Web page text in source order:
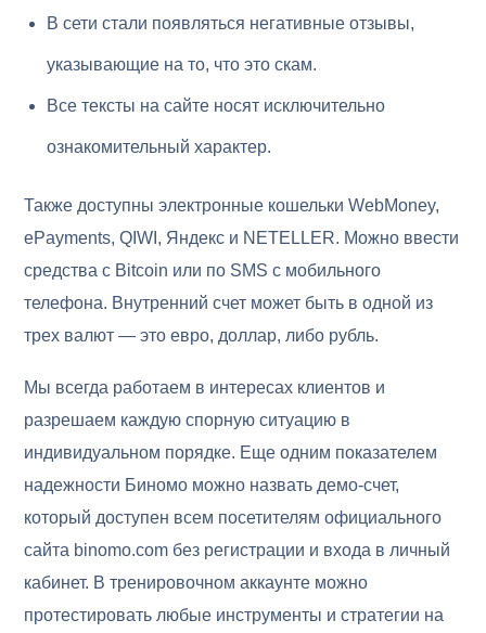
В сети стали появляться негативные отзывы,
указывающие на то, что это скам.
Все тексты на сайте носят исключительно
ознакомительный характер.
Также доступны электронные кошельки WebMoney,
ePayments, QIWI, Яндекс и NETELLER. Можно ввести
средства с Bitcoin или по SMS с мобильного
телефона. Внутренний счет может быть в одной из
трех валют — это евро, доллар, либо рубль.
Мы всегда работаем в интересах клиентов и
разрешаем каждую спорную ситуацию в
индивидуальном порядке. Еще одним показателем
надежности Биномо можно назвать демо-счет,
который доступен всем посетителям официального
сайта binomo.com без регистрации и входа в личный
кабинет. В тренировочном аккаунте можно
протестировать любые инструменты и стратегии на